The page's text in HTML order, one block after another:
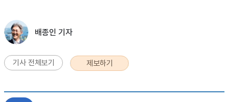
배종인 기자
기사 전체보기 제보하기